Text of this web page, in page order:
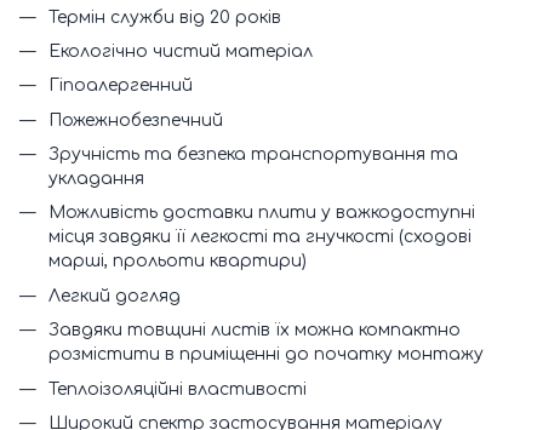
Термін служби від 20 років
Екологічно чистий матеріал
Гіпоалергенний
Пожежнобезпечний
Зручність та безпека транспортування та
укладання
Можливість доставки плити у важкодоступні
місця завдяки її легкості та гнучкості (сходові
марші, прольоти квартири)
Легкий догляд
Завдяки товщині листів їх можна компактно
розмістити в приміщенні до початку монтажу
Теплоізоляційні властивості
Широкий спектр застосування матеріалу